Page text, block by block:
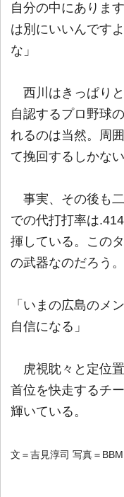
自分の中にありま
は別にいいんです
な」
西川はきっぱり
自認するプロ野球
れるのは当然。周
て挽回するしかな
事実、その後も
での代打打率は
揮している。この
の武器なのだろう。
「いまの広島のメ
自信になる」
虎視眈々と定位
首位を快走するチ
輝いている。
文＝吉見淳司 写真＝BBM